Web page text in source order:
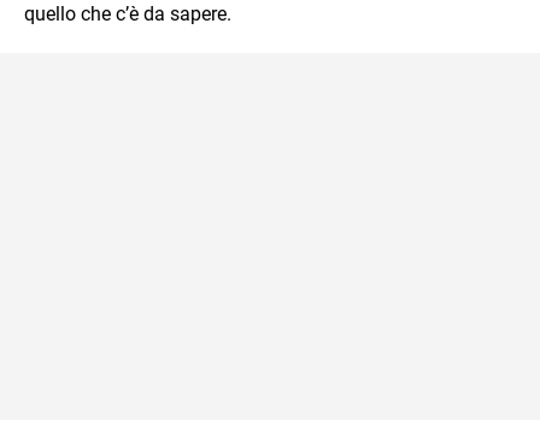
quello che c’è da sapere.